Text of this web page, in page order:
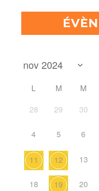
L M M
28
29 30
4 5 6
11 12 13
18 19 20